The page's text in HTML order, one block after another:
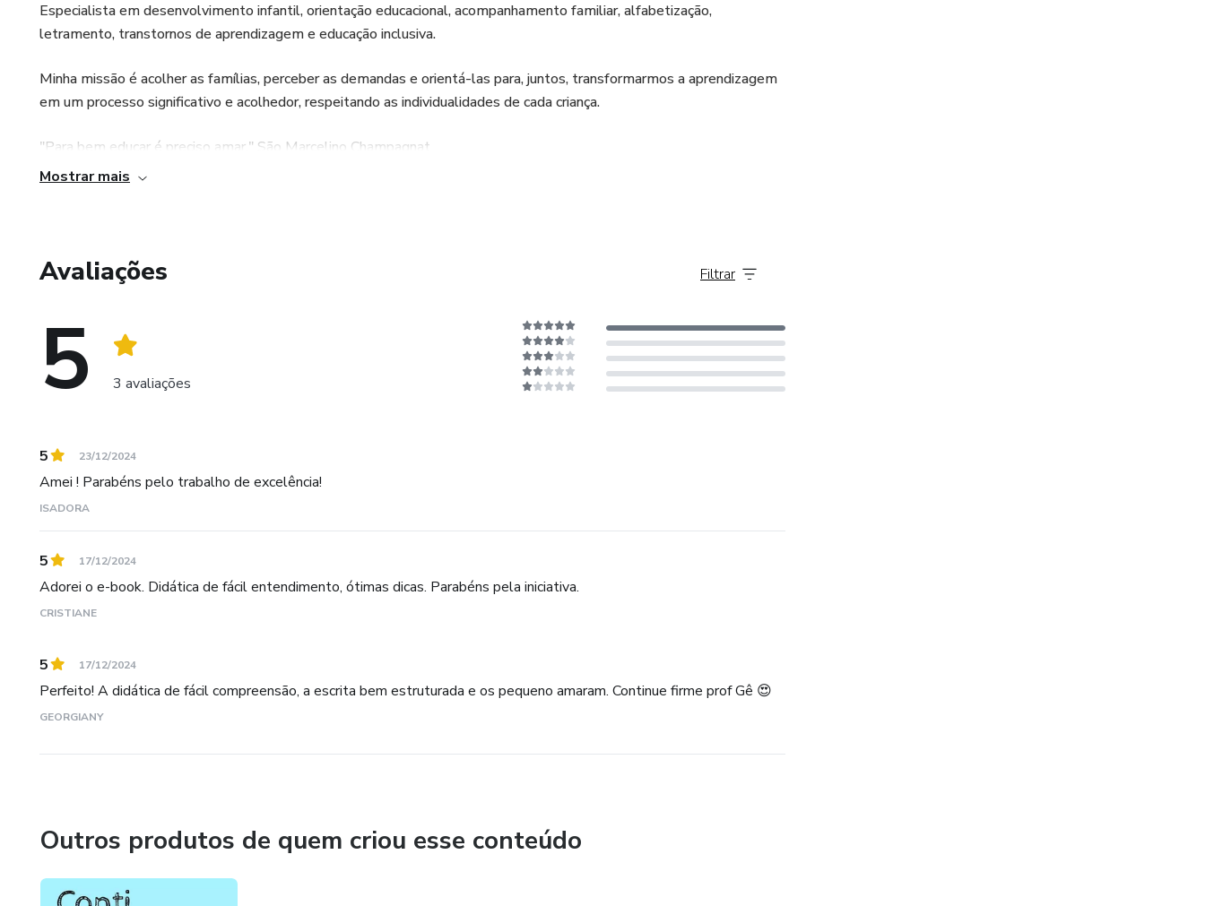
Especialista em desenvolvimento infantil, orientação educacional, acompanhamento familiar, alfabetização,
letramento, transtornos de aprendizagem e educação inclusiva.
Minha missão é acolher as famílias, perceber as demandas e orientá-las para, juntos, transformarmos a aprendizagem
em um processo significativo e acolhedor, respeitando as individualidades de cada criança.
"Para bem educar é preciso amar." São Marcelino Champagnat
Mostrar mais
Avaliações
5 3 avaliações
Filtrar
5 23/12/2024
Amei ! Parabéns pelo trabalho de excelência!
ISADORA
5 17/12/2024
Adorei o e-book. Didática de fácil entendimento, ótimas dicas. Parabéns pela iniciativa.
CRISTIANE
5 17/12/2024
Perfeito! A didática de fácil compreensão, a escrita bem estruturada e os pequeno amaram. Continue firme prof Gê 😍
GEORGIANY
Outros produtos de quem criou esse conteúdo